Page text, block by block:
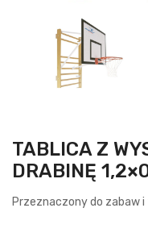
TABLICA Z
DRABINĘ
Przeznaczony do zabaw